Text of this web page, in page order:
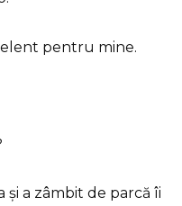
pentru mine.
și a zâmbit de parcă îi